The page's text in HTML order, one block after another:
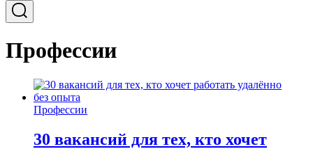
Профессии
Профессии
30 вакансий для тех, кто хочет